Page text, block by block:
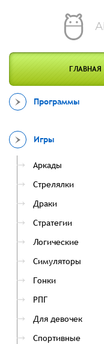
ГЛАВНАЯ
Программы
Игры
Аркады
Стрелялки
Драки
Стратегии
Логические
Симуляторы
Гонки
РПГ
Для девочек
Спортивные